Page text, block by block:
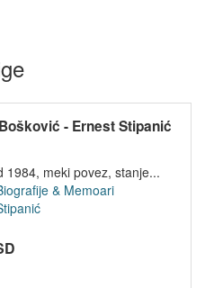
- Ernest Stipanić
1984, meki povez, stanje...
& Memoari